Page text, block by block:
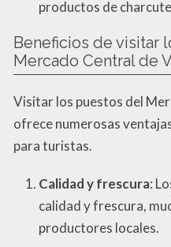
productos de
Beneficios de visitar
Mercado Central de
Visitar los puestos del
ofrece numerosas
para turistas.
Calidad y frescura:
calidad y frescura,
productores locales.